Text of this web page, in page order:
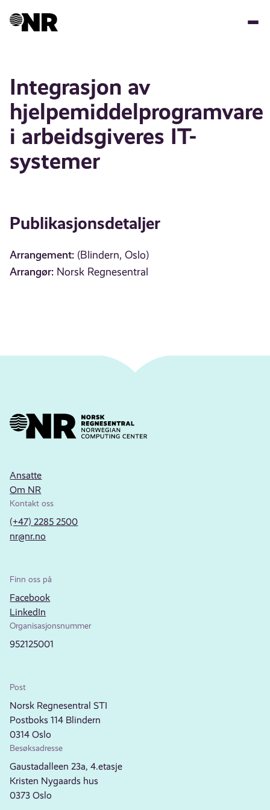
Integrasjon av
hjelpemiddelprogramvare
i arbeidsgiveres IT-
systemer
Publikasjonsdetaljer
Arrangement: (Blindern, Oslo)
Arrangør: Norsk Regnesentral
Ansatte
Om NR
Kontakt oss
(+47) 2285 2500
nr@nr.no
Finn oss på
Facebook
LinkedIn
Organisasjonsnummer
952125001
Post
Norsk Regnesentral STI
Postboks 114 Blindern
0314 Oslo
Besøksadresse
Gaustadalleen 23a, 4.etasje
Kristen Nygaards hus
0373 Oslo